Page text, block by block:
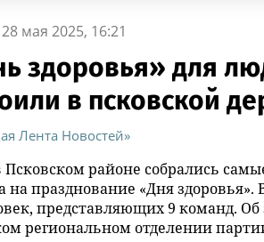
состоялось
по
первому Герою
Осканову
Вернувшиеся из
Линии» открыли
в аэропорту
«Деловые
Челябинске
новый адрес
фильтр» для
моделей в
доступ
«ИНКА 4.0»
подход к
автоматического
Помидорки
код искусства:
поколения
Пилота
отклонение от
полета под
28 мая 2025, 16:21
здоровья» для
в псковской
Лента Новостей»
Псковском районе собрались
на празднование «Дня
представляющих 9 команд.
региональном отделении